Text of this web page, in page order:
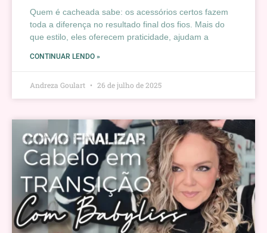
Quem é cacheada sabe: os acessórios certos fazem
toda a diferença no resultado final dos fios. Mais do
que estilo, eles oferecem praticidade, ajudam a
CONTINUAR LENDO »
Andreza Goulart 26 de julho de 2025